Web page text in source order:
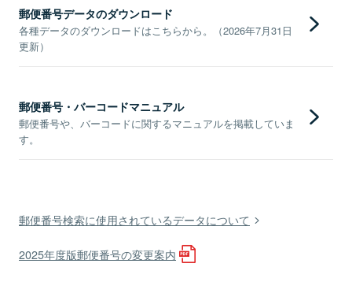
郵便番号データのダウンロード
各種データのダウンロードはこちらから。（2026年7月31日
更新）
郵便番号・バーコードマニュアル
郵便番号や、バーコードに関するマニュアルを掲載していま
す。
郵便番号検索に使用されているデータについて
2025年度版郵便番号の変更案内